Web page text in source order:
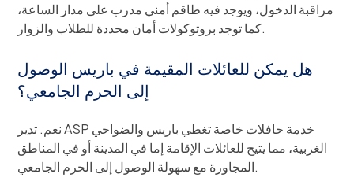
مراقبة الدخول، ويوجد فيه طاقم أمني مدرب على مدار الساعة،
كما توجد بروتوكولات أمان محددة للطلاب والزوار.
هل يمكن للعائلات المقيمة في باريس الوصول
إلى الحرم الجامعي؟
نعم. تدير ASP خدمة حافلات خاصة تغطي باريس والضواحي
الغربية، مما يتيح للعائلات الإقامة إما في المدينة أو في المناطق
المجاورة مع سهولة الوصول إلى الحرم الجامعي.